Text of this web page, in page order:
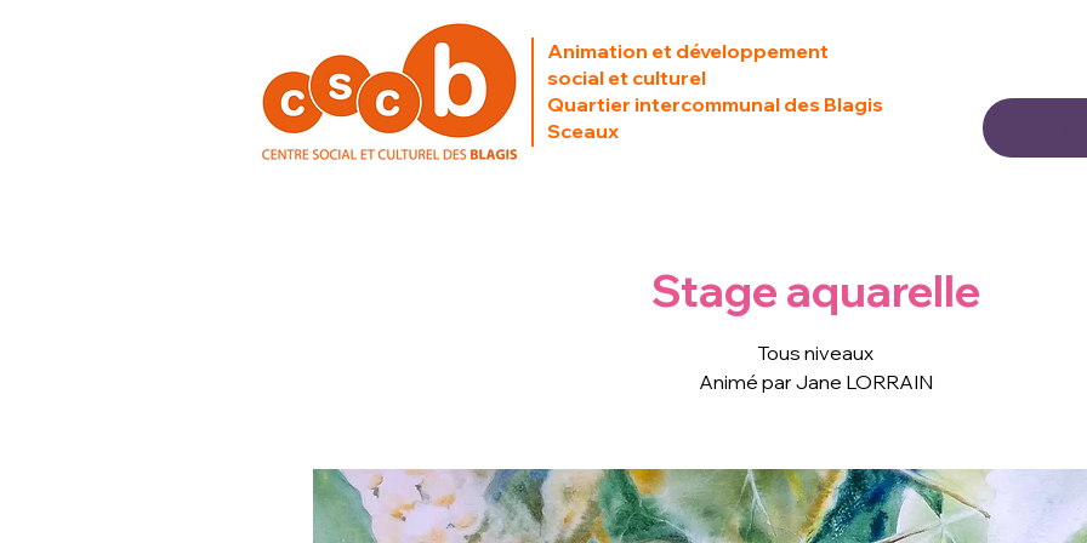
Animation et développement
social et culturel
Quartier intercommunal des Blagis
Sceaux
Stage aquarelle
Tous niveaux
Animé par Jane LORRAIN